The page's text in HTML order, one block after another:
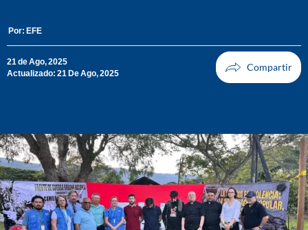
Por: EFE
21 de Ago, 2025
Actualizado: 21 De Ago, 2025